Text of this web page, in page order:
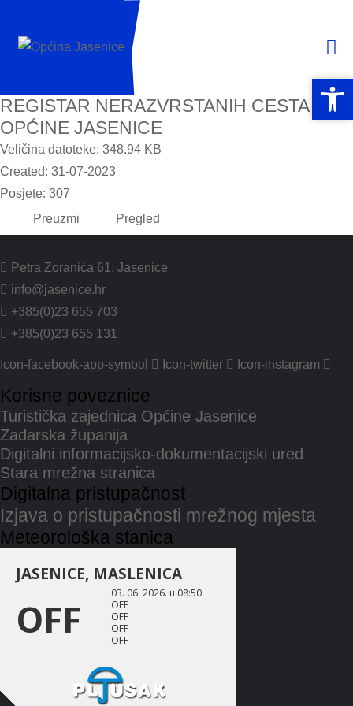
REGISTAR NERAZVRSTANIH CESTA
OPĆINE JASENICE
Veličina datoteke: 348.94 KB
Created: 31-07-2023
Posjete: 307
Preuzmi
Pregled
Petra Zoranića 61, Jasenice
info@jasenice.hr
+385(0)23 655 703
+385(0)23 655 131
Icon-facebook-app-symbol Icon-twitter Icon-instagram
Korisne poveznice
Turistička zajednica Općine Jasenice
Zadarska županija
Digitalni informacijsko-dokumentacijski ured
Stara mrežna stranica
Digitalna pristupačnost
Izjava o pristupačnosti mrežnog mjesta
Meteorološka stanica